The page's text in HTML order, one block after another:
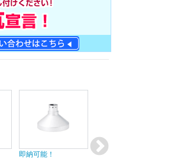
即納可能！